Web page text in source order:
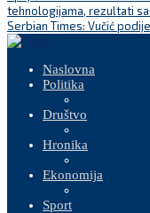
tehnologijama, rezultati
Serbian Times: Vučić
Naslovna
Politika
Društvo
Hronika
Ekonomija
Sport